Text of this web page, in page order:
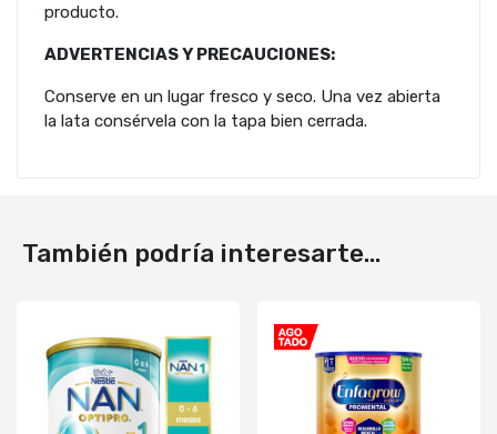
producto.
ADVERTENCIAS Y PRECAUCIONES:
Conserve en un lugar fresco y seco. Una vez abierta
la lata consérvela con la tapa bien cerrada.
También podría interesarte...